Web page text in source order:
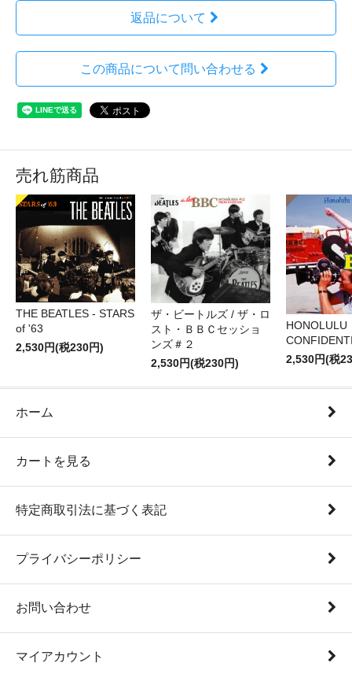
返品について
この商品について問い合わせる
売れ筋商品
THE BEATLES - STARS
of '63
2,530円(税230円)
ザ・ビートルズ / ザ・ロ
スト・ＢＢＣセッショ
ンズ＃２
2,530円(税230円)
HONOLULU
2,530円(税
ホーム
カートを見る
特定商取引法に基づく表記
プライバシーポリシー
お問い合わせ
マイアカウント